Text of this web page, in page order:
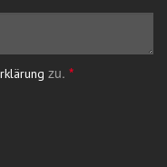
zu. *